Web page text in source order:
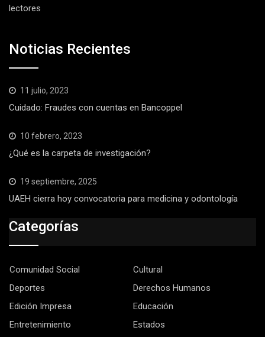
lectores
Noticias Recientes
11 julio, 2023
Cuidado: Fraudes con cuentas en Bancoppel
10 febrero, 2023
¿Qué es la carpeta de investigación?
19 septiembre, 2025
UAEH cierra hoy convocatoria para medicina y odontología
Categorías
Comunidad Social
Cultural
Deportes
Derechos Humanos
Edición Impresa
Educación
Entretenimiento
Estados